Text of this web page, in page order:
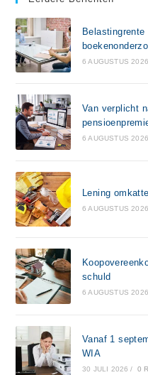
6 AUGUSTUS 2026
Van verplicht
6 AUGUSTUS 2026
Lening
6 AUGUSTUS 2026
schuld
6 AUGUSTUS 2026
Vanaf 1
WIA
30 JULI 2026 / 0